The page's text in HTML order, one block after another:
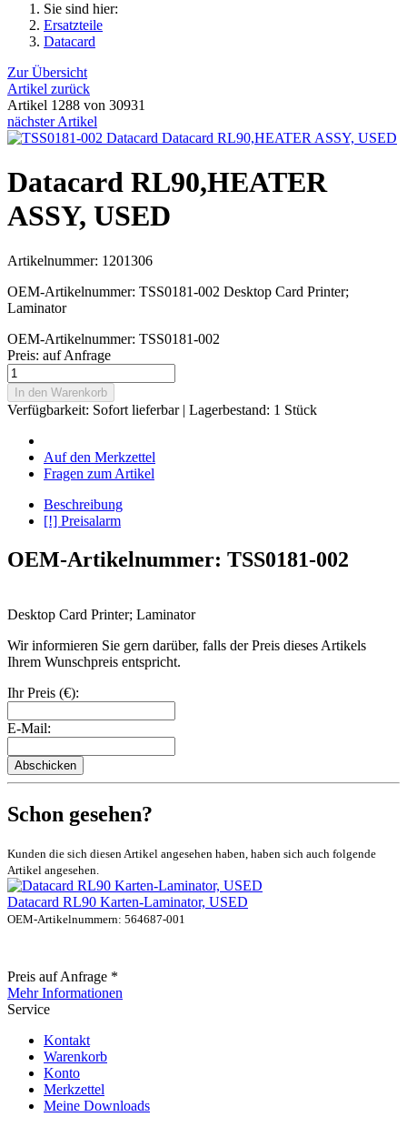
Sie sind hier:
Ersatzteile
Datacard
Zur Übersicht
Artikel zurück
Artikel 1288 von 30931
nächster Artikel
Datacard RL90,HEATER
ASSY, USED
Artikelnummer: 1201306
OEM-Artikelnummer: TSS0181-002 Desktop Card Printer;
Laminator
OEM-Artikelnummer: TSS0181-002
Preis: auf Anfrage
In den Warenkorb
Verfügbarkeit: Sofort lieferbar | Lagerbestand: 1 Stück
Auf den Merkzettel
Fragen zum Artikel
Beschreibung
[!] Preisalarm
OEM-Artikelnummer: TSS0181-002
Desktop Card Printer; Laminator
Wir informieren Sie gern darüber, falls der Preis dieses Artikels
Ihrem Wunschpreis entspricht.
Ihr Preis (€):
E-Mail:
Abschicken
Schon gesehen?
Kunden die sich diesen Artikel angesehen haben, haben sich auch folgende
Artikel angesehen.
Datacard RL90 Karten-Laminator, USED
OEM-Artikelnummern: 564687-001
Preis auf Anfrage *
Mehr Informationen
Service
Kontakt
Warenkorb
Konto
Merkzettel
Meine Downloads